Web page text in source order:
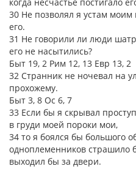
30 Не позволял я устам
его.
31 Не говорили ли люди
его не насытились?
Быт 19, 2 Рим 12, 13 Евр 13, 2
32 Странник не ночевал на
прохожему.
Быт 3, 8 Ос 6, 7
33 Если бы я скрывал
в груди моей пороки мои,
34 то я боялся бы большого
одноплеменников страшило
выходил бы за двери.